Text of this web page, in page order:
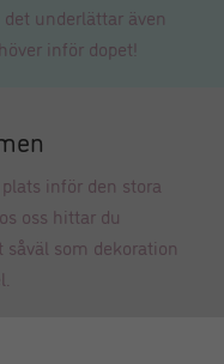
underlättar även
inför dopet!
inför den stora
oss hittar du
som dekoration